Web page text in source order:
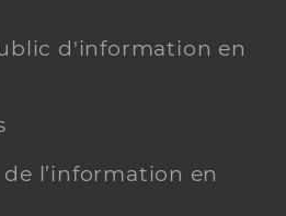
d'information en
l’information en